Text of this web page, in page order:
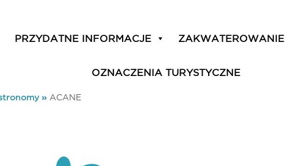
PRZYDATNE INFORMACJE ZAKWATEROWANIE
OZNACZENIA TURYSTYCZNE
» ACANE